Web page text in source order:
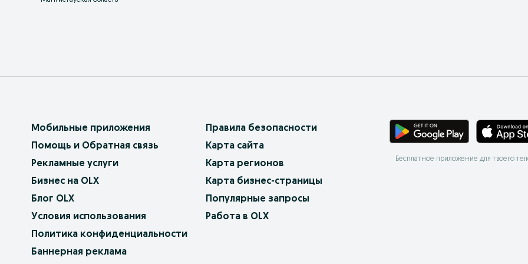
Мобильные приложения
Помощь и Обратная связь
Рекламные услуги
Бизнес на OLX
Блог OLX
Условия использования
Политика конфиденциальности
Баннерная реклама
Правила безопасности
Карта сайта
Карта регионов
Карта бизнес-страницы
Популярные запросы
Работа в OLX
Бесплатное приложение для твоего